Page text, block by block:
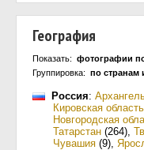
География
Показать: фотографии
Группировка: по странам
Россия:
Кировская область
Новгородская
Татарстан (264),
Чувашия (9),